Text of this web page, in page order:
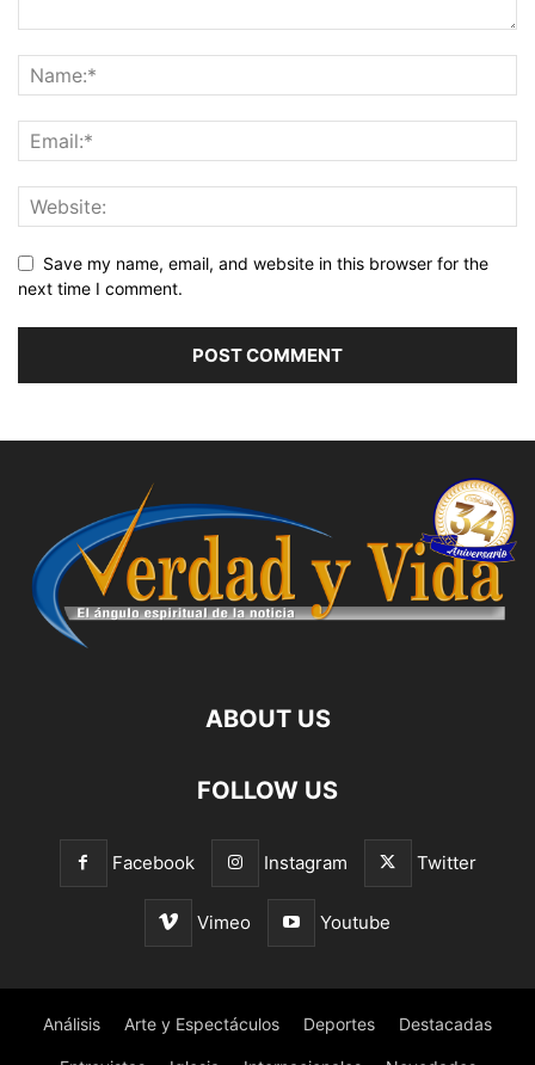
Save my name, email, and website in this browser for the
next time I comment.
ABOUT US
FOLLOW US
Facebook Instagram Twitter
Vimeo Youtube
Análisis Arte y Espectáculos Deportes Destacadas